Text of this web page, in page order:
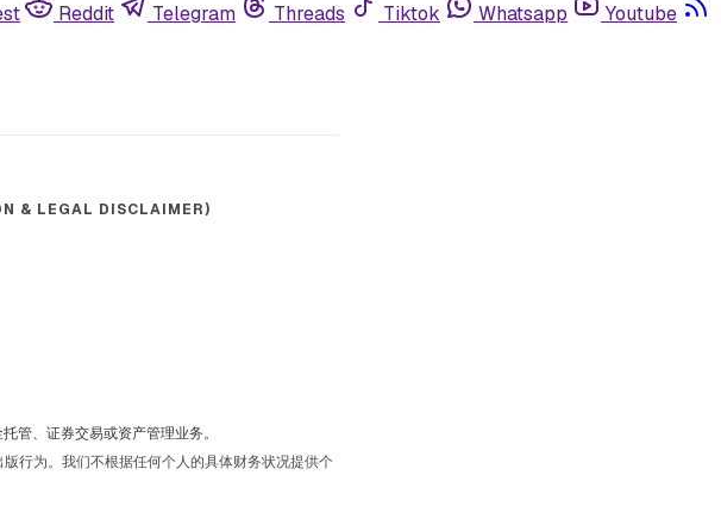
Reddit Telegram Threads Tiktok Whatsapp
Youtube
& LEGAL DISCLAIMER)
管、证券交易或资产管理业务。
行为。我们不根据任何个人的具体财务状况提供个